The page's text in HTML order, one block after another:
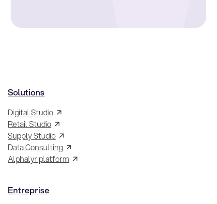
Solutions
Digital Studio
Retail Studio
Supply Studio
Data Consulting
Alphalyr platform
Entreprise